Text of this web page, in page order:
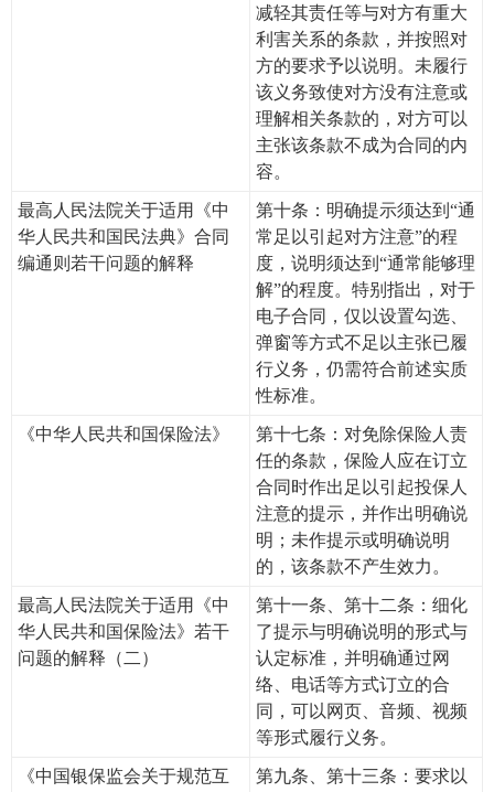
减轻其责任等与对方有重大
利害关系的条款，并按照对
方的要求予以说明。未履行
该义务致使对方没有注意或
理解相关条款的，对方可以
主张该条款不成为合同的内
容。
最高人民法院关于适用《中
华人民共和国民法典》合同
编通则若干问题的解释
第十条：明确提示须达到“通
常足以引起对方注意”的程
度，说明须达到“通常能够理
解”的程度。特别指出，对于
电子合同，仅以设置勾选、
弹窗等方式不足以主张已履
行义务，仍需符合前述实质
性标准。
《中华人民共和国保险法》
第十七条：对免除保险人责
任的条款，保险人应在订立
合同时作出足以引起投保人
注意的提示，并作出明确说
明；未作提示或明确说明
的，该条款不产生效力。
最高人民法院关于适用《中
华人民共和国保险法》若干
问题的解释（二）
第十一条、第十二条：细化
了提示与明确说明的形式与
认定标准，并明确通过网
络、电话等方式订立的合
同，可以网页、音频、视频
等形式履行义务。
《中国银保监会关于规范互
第九条、第十三条：要求以